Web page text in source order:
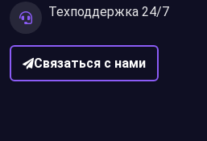
Техподдержка 24/7
Связаться с нами